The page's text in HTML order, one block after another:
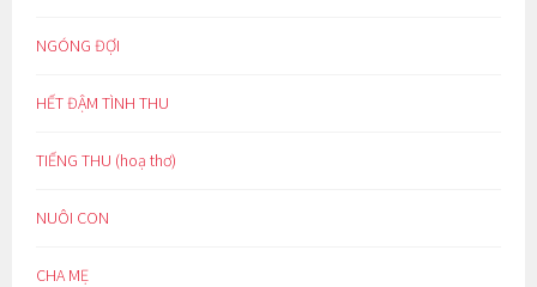
NGÓNG ĐỢI
HẾT ĐẬM TÌNH THU
TIẾNG THU (hoạ thơ)
NUÔI CON
CHA MẸ